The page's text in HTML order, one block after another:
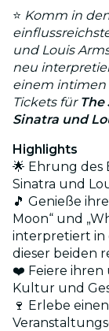
⭐ Komm in
und Louis
neu
einem intimen
Tickets für The
Sinatra und
Highlights
🌟 Ehrung des
Sinatra und
🎵 Genieße
Moon“ und
interpretiert in
dieser beiden
❤️ Feiere ihren
Kultur und
🍷 Erlebe